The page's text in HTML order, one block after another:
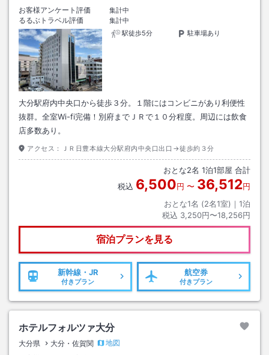
お客様アンケート評価
集計中
るるぶトラベル評価
集計中
駅徒歩5分
駐車場あり
大分駅府内中央口から徒歩３分。１階にはコンビニがあり利便性
抜群。全室Wi-fi完備！別府までＪＲで１０分程度。周辺には飲食
店多数あり。
アクセス： ＪＲ日豊本線大分駅府内中央口出口→徒歩約３分
おとな2名 1泊1部屋 合計
税込 6,500円 〜 36,512円
おとな1名 (2名1室)｜ 1泊
税込 3,250円〜18,256円
宿泊プランを見る
新幹線・JR
付きプラン
航空券
付きプラン
ホテルフォルツァ大分
大分県 大分・佐賀関
地図